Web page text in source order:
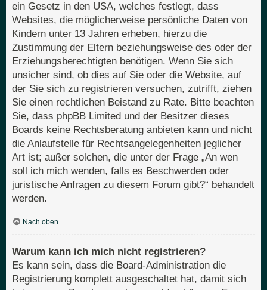
ein Gesetz in den USA, welches festlegt, dass
Websites, die möglicherweise persönliche Daten von
Kindern unter 13 Jahren erheben, hierzu die
Zustimmung der Eltern beziehungsweise des oder der
Erziehungsberechtigten benötigen. Wenn Sie sich
unsicher sind, ob dies auf Sie oder die Website, auf
der Sie sich zu registrieren versuchen, zutrifft, ziehen
Sie einen rechtlichen Beistand zu Rate. Bitte beachten
Sie, dass phpBB Limited und der Besitzer dieses
Boards keine Rechtsberatung anbieten kann und nicht
die Anlaufstelle für Rechtsangelegenheiten jeglicher
Art ist; außer solchen, die unter der Frage „An wen
soll ich mich wenden, falls es Beschwerden oder
juristische Anfragen zu diesem Forum gibt?“ behandelt
werden.
Nach oben
Warum kann ich mich nicht registrieren?
Es kann sein, dass die Board-Administration die
Registrierung komplett ausgeschaltet hat, damit sich